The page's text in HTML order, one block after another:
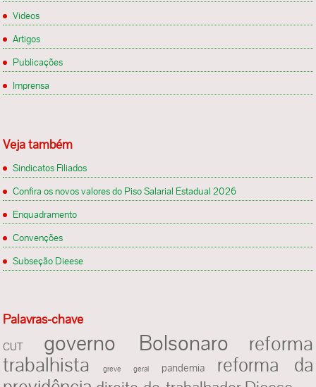
Videos
Artigos
Publicações
Imprensa
Veja também
Sindicatos Filiados
Confira os novos valores do Piso Salarial Estadual 2026
Enquadramento
Convenções
Subseção Dieese
Palavras-chave
CUT governo Bolsonaro
reforma
trabalhista
greve geral pandemia
reforma da